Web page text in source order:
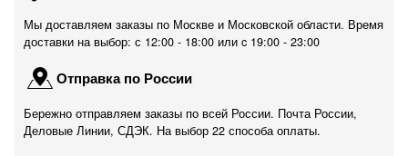
Мы доставляем заказы по Москве и Московской области. Время
доставки на выбор: с 12:00 - 18:00 или c 19:00 - 23:00
Отправка по России
Бережно отправляем заказы по всей России. Почта России,
Деловые Линии, СДЭК. На выбор 22 способа оплаты.